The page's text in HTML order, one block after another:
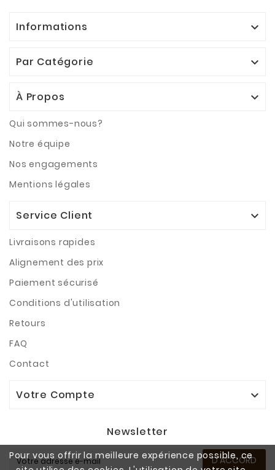
Pour vous offrir la meilleure expérience possible, ce
Informations 
Par Catégorie 
À Propos 
Qui sommes-nous?
Notre équipe
Nos engagements
Mentions légales
Service Client 
Livraisons rapides
Alignement des prix
Paiement sécurisé
Conditions d'utilisation
Retours
FAQ
Contact
Votre Compte 
Newsletter
D'ACCORD